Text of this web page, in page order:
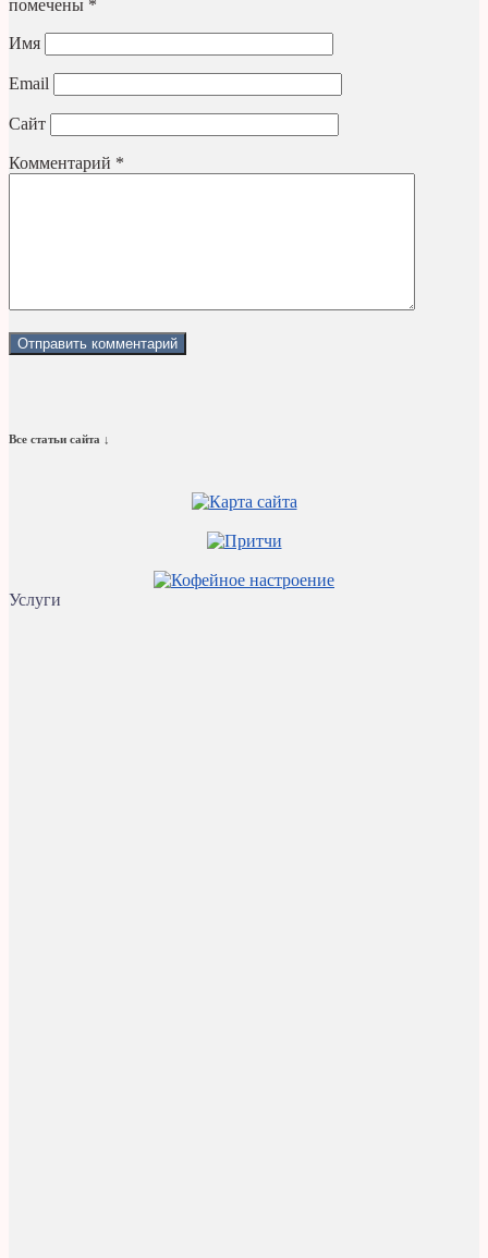
помечены *
Имя
Email
Сайт
Комментарий *
Все статьи сайта ↓
Услуги